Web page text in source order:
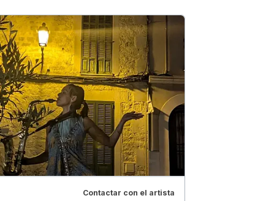
Contactar con el artista